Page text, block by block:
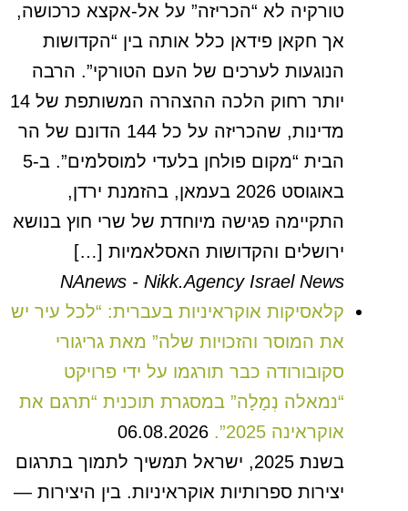
טורקיה לא “הכריזה” על אל-אקצא כרכושה,
אך חקאן פידאן כלל אותה בין “הקדושות
הנוגעות לערכים של העם הטורקי”. הרבה
יותר רחוק הלכה ההצהרה המשותפת של 14
מדינות, שהכריזה על כל 144 הדונם של הר
הבית “מקום פולחן בלעדי למוסלמים”. ב-5
באוגוסט 2026 בעמאן, בהזמנת ירדן,
התקיימה פגישה מיוחדת של שרי חוץ בנושא
ירושלים והקדושות האסלאמיות […]
NAnews - Nikk.Agency Israel News
קלאסיקות אוקראיניות בעברית: “לכל עיר יש
את המוסר והזכויות שלה” מאת גריגורי
סקובורודה כבר תורגמו על ידי פרויקט
“נמאלה נְמָלָה” במסגרת תוכנית “תרגם את
אוקראינה 2025”.
06.08.2026
בשנת 2025, ישראל תמשיך לתמוך בתרגום
יצירות ספרותיות אוקראיניות. בין היצירות —